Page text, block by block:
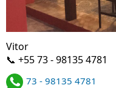
Vitor
📞 +55 73 - 98135 4781
73 - 98135 4781